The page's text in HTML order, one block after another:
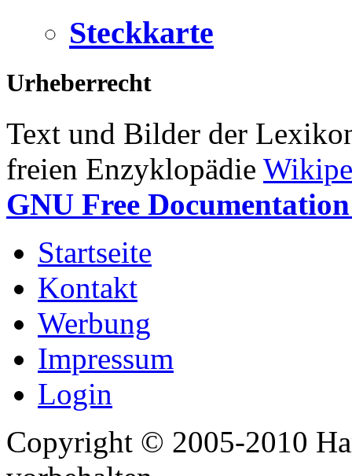
Steckkarte
Urheberrecht
Text und Bilder der
freien Enzyklopädie
GNU Free
Startseite
Kontakt
Werbung
Impressum
Login
Copyright © 2005-2010